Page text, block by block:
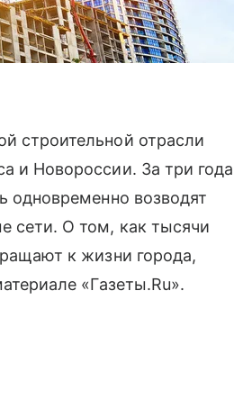
строительной отрасли
и Новороссии. За три года
одновременно возводят
сети. О том, как тысячи
к жизни города,
«Газеты.Ru».